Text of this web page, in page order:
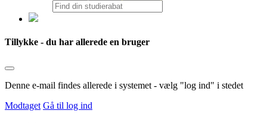
Tillykke - du har allerede en bruger
Denne e-mail findes allerede i systemet - vælg "log ind" i stedet
Modtaget Gå til log ind